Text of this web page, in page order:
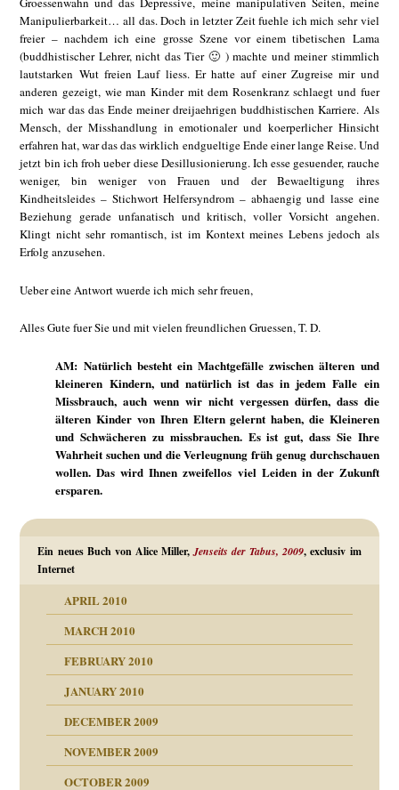
Manipulierbarkeit… all das. Doch in letzter Zeit fuehle ich mich sehr viel
freier – nachdem ich eine grosse Szene vor einem tibetischen Lama
(buddhistischer Lehrer, nicht das Tier 🙂 ) machte und meiner stimmlich
lautstarken Wut freien Lauf liess. Er hatte auf einer Zugreise mir und
anderen gezeigt, wie man Kinder mit dem Rosenkranz schlaegt und fuer
mich war das das Ende meiner dreijaehrigen buddhistischen Karriere. Als
Mensch, der Misshandlung in emotionaler und koerperlicher Hinsicht
erfahren hat, war das das wirklich endgueltige Ende einer lange Reise. Und
jetzt bin ich froh ueber diese Desillusionierung. Ich esse gesuender, rauche
weniger, bin weniger von Frauen und der Bewaeltigung ihres
Kindheitsleides – Stichwort Helfersyndrom – abhaengig und lasse eine
Beziehung gerade unfanatisch und kritisch, voller Vorsicht angehen.
Klingt nicht sehr romantisch, ist im Kontext meines Lebens jedoch als
Erfolg anzusehen.
Ueber eine Antwort wuerde ich mich sehr freuen,
Alles Gute fuer Sie und mit vielen freundlichen Gruessen, T. D.
AM: Natürlich besteht ein Machtgefälle zwischen älteren und
kleineren Kindern, und natürlich ist das in jedem Falle ein
Missbrauch, auch wenn wir nicht vergessen dürfen, dass die
älteren Kinder von Ihren Eltern gelernt haben, die Kleineren
und Schwächeren zu missbrauchen. Es ist gut, dass Sie Ihre
Wahrheit suchen und die Verleugnung früh genug durchschauen
wollen. Das wird Ihnen zweifellos viel Leiden in der Zukunft
ersparen.
Ein neues Buch von Alice Miller,Jenseits der Tabus, 2009, exclusiv im
Internet
APRIL 2010
MARCH 2010
FEBRUARY 2010
JANUARY 2010
DECEMBER 2009
NOVEMBER 2009
OCTOBER 2009